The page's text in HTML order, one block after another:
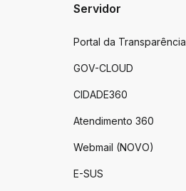
Servidor
Portal da Transparência
GOV-CLOUD
CIDADE360
Atendimento 360
Webmail (NOVO)
E-SUS